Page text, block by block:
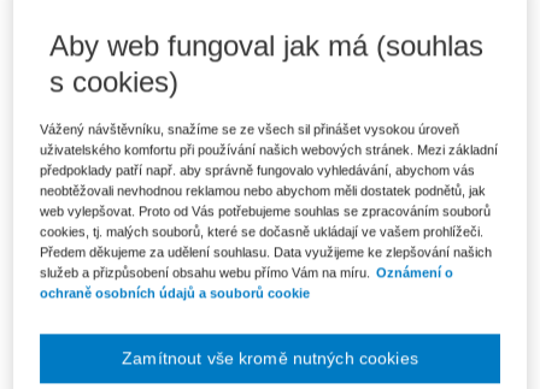
510 Kč
Tištěná kniha
Skladem- expedice do 2 pracovních dnů
434 Kč
E-kniha Smarteca + soubory ke stažení
V prodeji - ihned k dispozici
Co je Smarteca?
Kde najdu soubory e-knih?
727 Kč
Balíček - Tištěná kniha + E-kniha
Smarteca + soubory ke stažení
Aby web fungoval jak má (souhlas
s cookies)
Vážený návštěvníku, snažíme se ze všech sil přinášet vysokou úroveň
uživatelského komfortu při používání našich webových stránek. Mezi základní
předpoklady patří např. aby správně fungovalo vyhledávání, abychom vás
neobtěžovali nevhodnou reklamou nebo abychom měli dostatek podnětů, jak
web vylepšovat. Proto od Vás potřebujeme souhlas se zpracováním souborů
cookies, tj. malých souborů, které se dočasně ukládají ve vašem prohlížeči.
Předem děkujeme za udělení souhlasu. Data využijeme ke zlepšování našich
služeb a přizpůsobení obsahu webu přímo Vám na míru.
Oznámení o
ochraně osobních údajů a souborů cookie
Zamítnout vše kromě nutných cookies